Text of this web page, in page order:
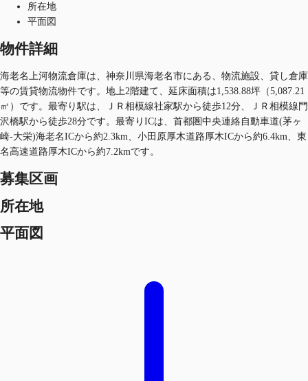
所在地
平面図
物件詳細
海老名上河物流倉庫は、神奈川県海老名市にある、物流施設、貸し倉庫
等の賃貸物流物件です。地上2階建て、延床面積は1,538.88坪（5,087.21
㎡）です。最寄り駅は、ＪＲ相模線社家駅から徒歩12分、ＪＲ相模線門
沢橋駅から徒歩28分です。最寄りICは、首都圏中央連絡自動車道(茅ヶ
崎-大栄)海老名ICから約2.3km、小田原厚木道路厚木ICから約6.4km、東
名高速道路厚木ICから約7.2kmです。
募集区画
所在地
平面図